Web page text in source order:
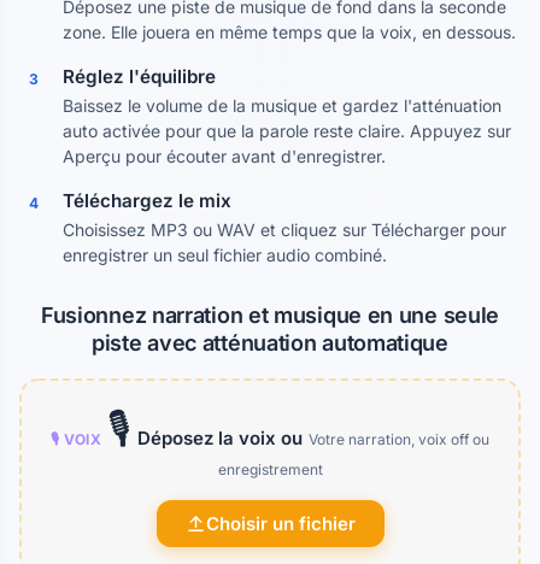
Déposez une piste de musique de fond dans la seconde
zone. Elle jouera en même temps que la voix, en dessous.
3 Réglez l'équilibre
Baissez le volume de la musique et gardez l'atténuation
auto activée pour que la parole reste claire. Appuyez sur
Aperçu pour écouter avant d'enregistrer.
4 Téléchargez le mix
Choisissez MP3 ou WAV et cliquez sur Télécharger pour
enregistrer un seul fichier audio combiné.
Fusionnez narration et musique en une seule
piste avec atténuation automatique
🎙️ VOIX 🎙️ Déposez la voix ou Votre narration, voix off ou
enregistrement
Choisir un fichier